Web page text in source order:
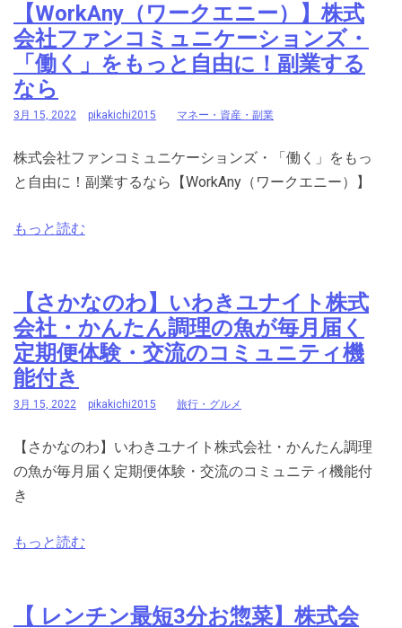
【WorkAny（ワークエニー）】株式
会社ファンコミュニケーションズ・
「働く」をもっと自由に！副業する
なら
3月 15, 2022 pikakichi2015 マネー・資産・副業
株式会社ファンコミュニケーションズ・「働く」をもっ
と自由に！副業するなら【WorkAny（ワークエニー）】
もっと読む
【さかなのわ】いわきユナイト株式
会社・かんたん調理の魚が毎月届く
定期便体験・交流のコミュニティ機
能付き
3月 15, 2022 pikakichi2015 旅行・グルメ
【さかなのわ】いわきユナイト株式会社・かんたん調理
の魚が毎月届く定期便体験・交流のコミュニティ機能付
き
もっと読む
【 レンチン最短3分お惣菜】株式会